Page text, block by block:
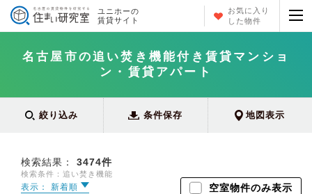
ユニホーの
賃貸サイト
お気に入り
した物件
名古屋市の追い焚き機能付き賃貸マンショ
ン・賃貸アパート
絞り込み 条件保存 地図表示
検索結果： 3474件
検索条件：追い焚き機能
表示： 新着順 空室物件のみ表示